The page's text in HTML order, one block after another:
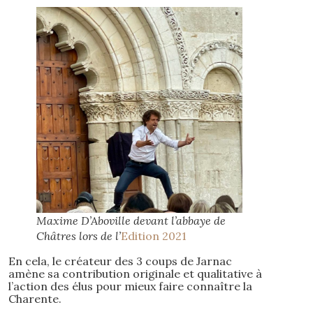
Maxime D’Aboville devant l’abbaye de
Châtres lors de l’Edition 2021
En cela, le créateur des 3 coups de Jarnac
amène sa contribution originale et qualitative à
l’action des élus pour mieux faire connaître la
Charente.